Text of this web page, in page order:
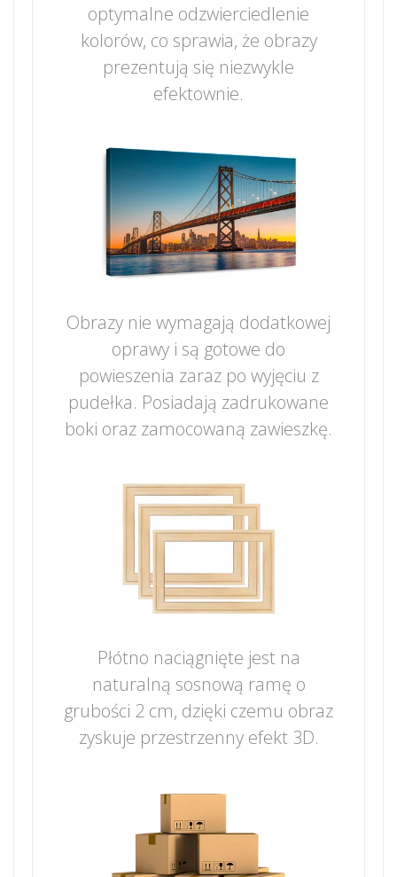
optymalne odzwierciedlenie
kolorów, co sprawia, że obrazy
prezentują się niezwykle
efektownie.
Obrazy nie wymagają dodatkowej
oprawy i są gotowe do
powieszenia zaraz po wyjęciu z
pudełka. Posiadają zadrukowane
boki oraz zamocowaną zawieszkę.
Płótno naciągnięte jest na
naturalną sosnową ramę o
grubości 2 cm, dzięki czemu obraz
zyskuje przestrzenny efekt 3D.